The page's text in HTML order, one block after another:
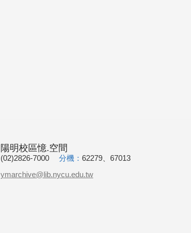
陽明校區憶.空間
(02)2826-7000 分機： 62279、67013
ymarchive@lib.nycu.edu.tw